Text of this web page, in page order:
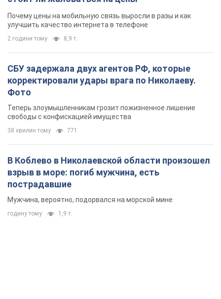
свободы с конфискацией имущества
взрыв в море: погиб мужчина, есть
пострадавшие
годину тому 1,9 т.